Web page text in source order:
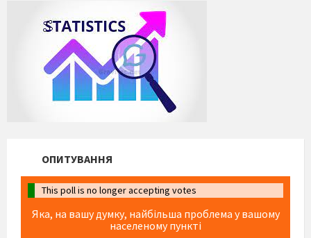
ОПИТУВАННЯ
This poll is no longer accepting votes
Яка, на вашу думку, найбільша проблема у вашому
населеному пункті